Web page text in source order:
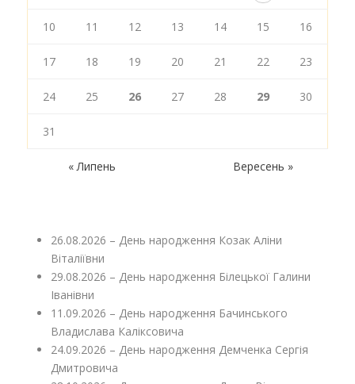
10 11 12 13 14 15 16
17 18 19 20 21 22 23
24 25 26 27 28 29 30
31
« Липень Вересень »
26.08.2026 – День народження Козак Аліни
Віталіївни
29.08.2026 – День народження Білецької Галини
Іванівни
11.09.2026 – День народження Бачинського
Владислава Каліксовича
24.09.2026 – День народження Демченка Сергія
Дмитровича